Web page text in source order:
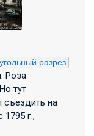
разрез
Роза
тут
съездить на
г.,